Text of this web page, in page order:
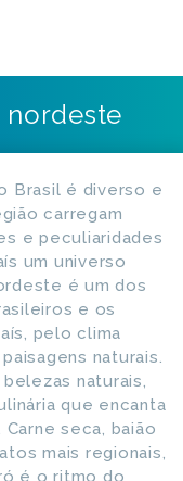
Brasil é diverso e
carregam
e peculiaridades
um universo
é um dos
e os
pelo clima
naturais.
naturais,
que encanta
seca, baião
mais regionais,
é o ritmo do